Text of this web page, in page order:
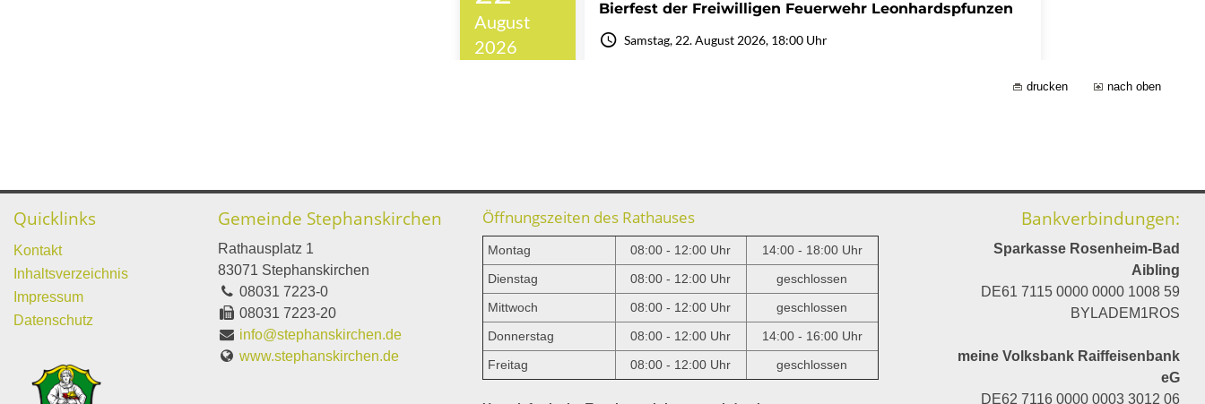
drucken nach oben
Quicklinks
Kontakt
Inhaltsverzeichnis
Impressum
Datenschutz
Gemeinde Stephanskirchen
Rathausplatz 1
83071 Stephanskirchen
08031 7223-0
08031 7223-20
info@stephanskirchen.de
www.stephanskirchen.de
Öffnungszeiten des Rathauses
Montag 08:00 - 12:00 Uhr
14:00 - 18:00 Uhr
Dienstag
08:00 - 12:00 Uhr
geschlossen
Mittwoch
08:00 - 12:00 Uhr
geschlossen
Donnerstag
08:00 - 12:00 Uhr
14:00 - 16:00 Uhr
Freitag
08:00 - 12:00 Uhr geschlossen
Bankverbindungen:
Sparkasse Rosenheim-Bad
Aibling
DE61 7115 0000 0000 1008 59
BYLADEM1ROS
meine Volksbank Raiffeisenbank
eG
DE62 7116 0000 0003 3012 06